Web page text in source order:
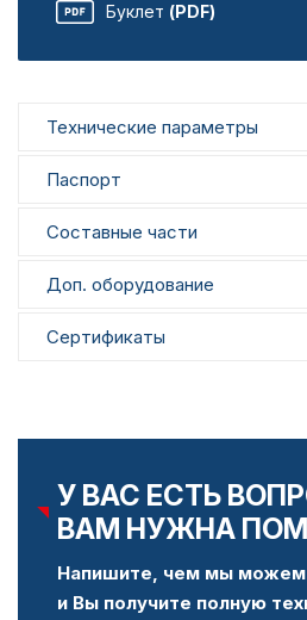
Буклет (PDF)
Технические параметры
Паспорт
Составные части
Доп. оборудование
Сертификаты
У ВАС ЕСТЬ
ВАМ НУЖНА
Напишите, чем мы можем
и Вы получите полную